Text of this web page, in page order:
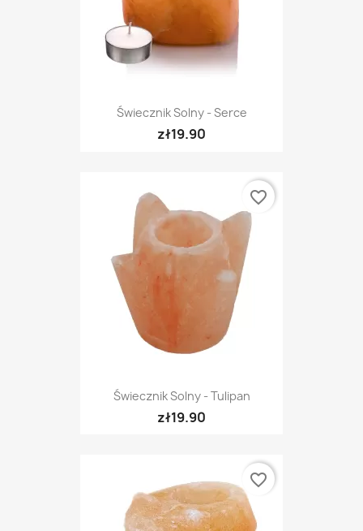
Świecznik Solny - Serce
zł19.90
Świecznik Solny - Tulipan
zł19.90
favorite_border
favorite_border